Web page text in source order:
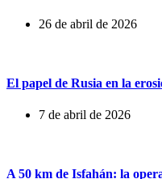
26 de abril de 2026
El papel de Rusia en la
7 de abril de 2026
A 50 km de Isfahán: la